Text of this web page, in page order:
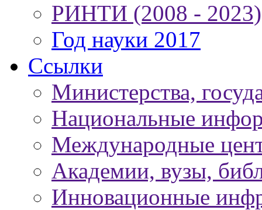
РИНТИ (2008 - 2023)
Год науки 2017
Ссылки
Министерства,
Национальные
Международные
Академии, вузы,
Инновационные